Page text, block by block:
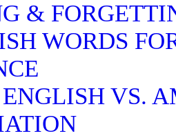
&
WORDS
VS.